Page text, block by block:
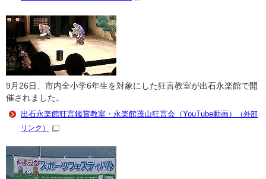
9月26日、市内全小学6年生を対象にした狂言教室が出石永楽館で開
催されました。
出石永楽館狂言鑑賞教室・永楽館茂山狂言会（YouTube動画）
（外部
リンク）